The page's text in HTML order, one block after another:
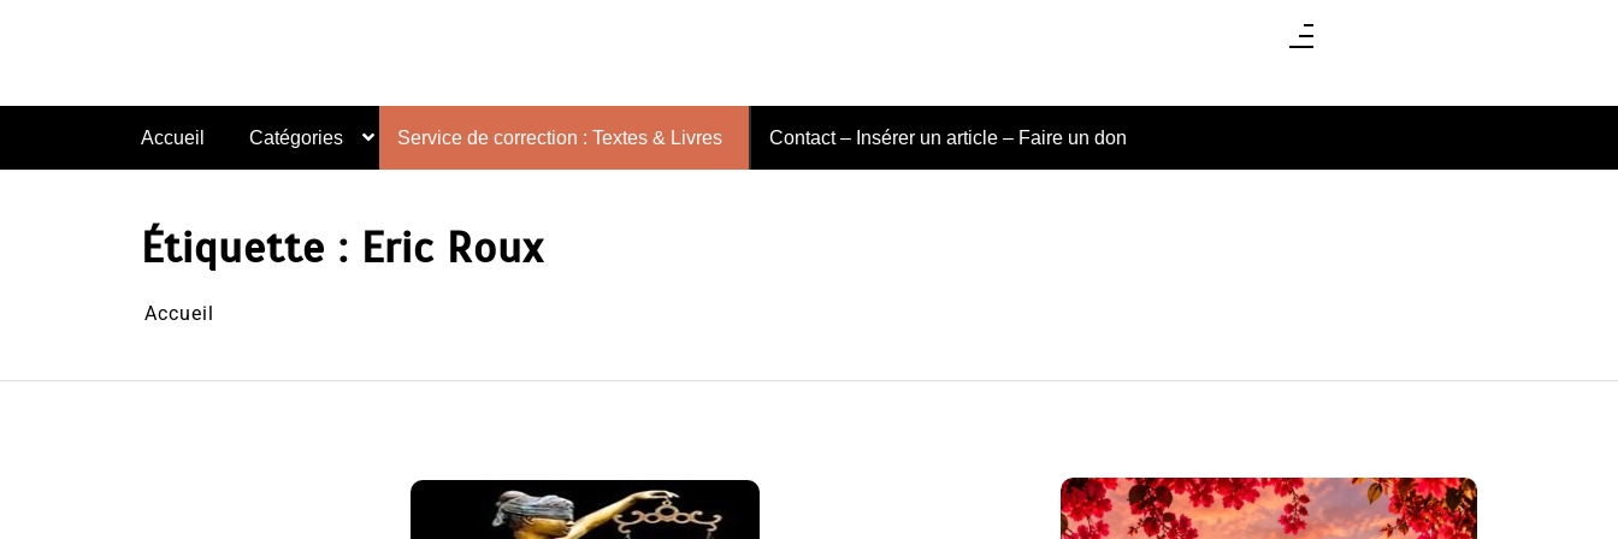
Accueil Catégories Service de correction : Textes & Livres Contact – Insérer un article – Faire un don
Étiquette : Eric Roux
Accueil